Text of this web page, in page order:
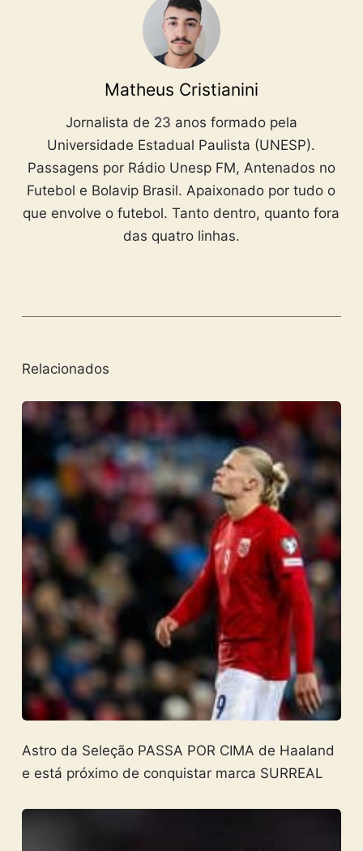
Matheus Cristianini
Jornalista de 23 anos formado pela
Universidade Estadual Paulista (UNESP).
Passagens por Rádio Unesp FM, Antenados no
Futebol e Bolavip Brasil. Apaixonado por tudo o
que envolve o futebol. Tanto dentro, quanto fora
das quatro linhas.
Relacionados
Astro da Seleção PASSA POR CIMA de Haaland
e está próximo de conquistar marca SURREAL